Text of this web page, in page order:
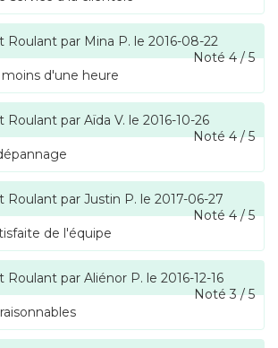
Roulant par Mina P. le 2016-08-22
Noté4/5
d'une heure
Roulant par Aïda V. le 2016-10-26
Noté4/5
Roulant par Justin P. le 2017-06-27
Noté4/5
de l'équipe
Roulant par Aliénor P. le 2016-12-16
Noté3/5